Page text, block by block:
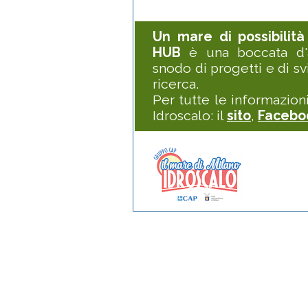
Un mare di possibilità
HUB è una boccata
snodo di progetti e di
ricerca.
Per tutte le
Idroscalo: ilsito,